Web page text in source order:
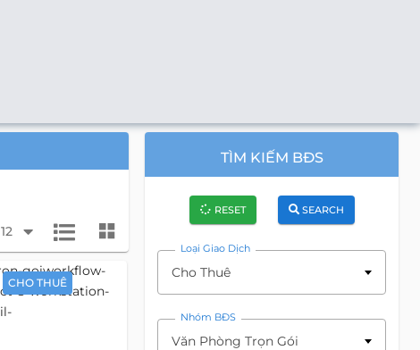
12
CHO THUÊ
TÌM KIẾM BĐS
RESET SEARCH
Loại Giao Dịch
Cho Thuê
Nhóm BĐS
Văn Phòng Trọn Gói